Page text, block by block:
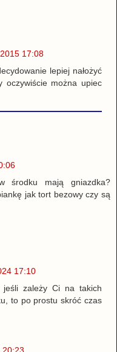
17:08
lepiej nałożyć
oczywiście można upiec
środku mają gniazdka?
jak tort bezowy czy są
17:10
zależy Ci na takich
to po prostu skróć czas